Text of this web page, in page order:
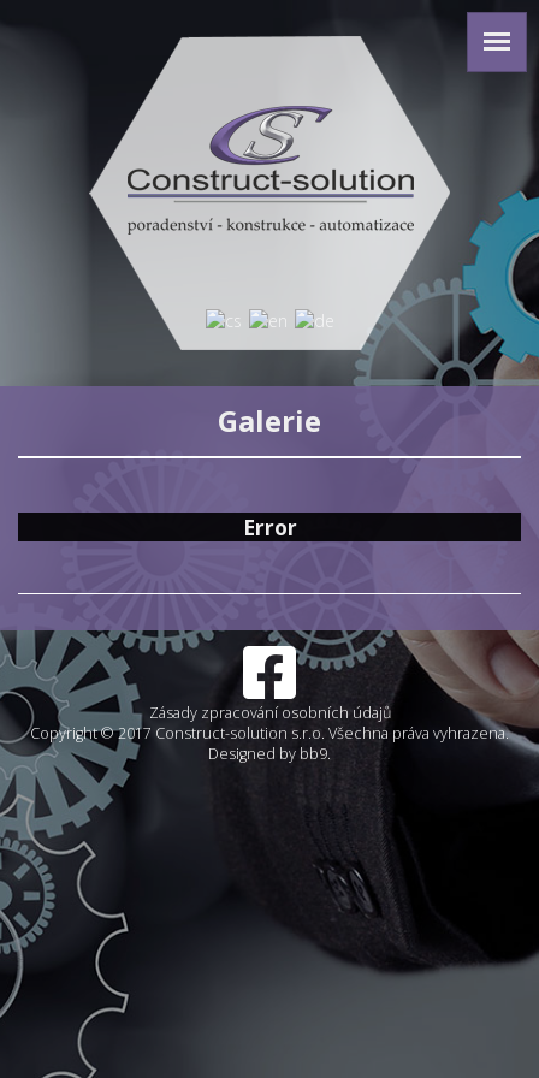
Galerie
Error
Zásady zpracování osobních údajů
Copyright © 2017 Construct-solution s.r.o. Všechna práva vyhrazena.
Designed by bb9.